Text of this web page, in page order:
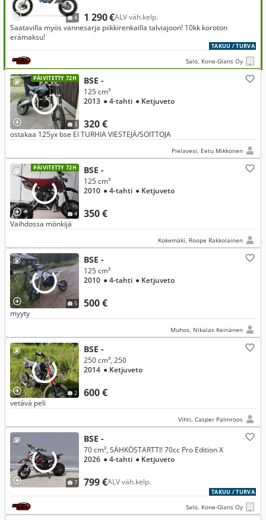
4 1 290 €ALV väh.kelp.
Saatavilla myös vannesarja piikkirenkailla talviajoon! 10kk koroton
erämaksu!
TAKUU / TURVA
Salo, Kone-Glans Oy
PÄIVITETTY 72H
3
BSE -
320 €
125 cm³
2013 ● 4-tahti ● Ketjuveto
ostakaa 125yx bse EI TURHIA VIESTEJÄ/SOITTOJA
Pielavesi, Eetu Mikkonen
PÄIVITETTY 72H
4
BSE -
350 €
125 cm³
2010 ● 4-tahti ● Ketjuveto
Vaihdossa mönkijä
Kokemäki, Roope Rakkolainen
5
BSE -
500 €
125 cm³
2010 ● 4-tahti ● Ketjuveto
myyty
Muhos, Nikalas Keinänen
2
BSE -
600 €
250 cm³, 250
2014 ● Ketjuveto
vetävä peli
Vihti, Casper Palmroos
7
BSE -
799 €ALV väh.kelp.
70 cm³, SÄHKÖSTARTTI! 70cc Pro Edition X
2026 ● 4-tahti ● Ketjuveto
TAKUU / TURVA
Salo, Kone-Glans Oy